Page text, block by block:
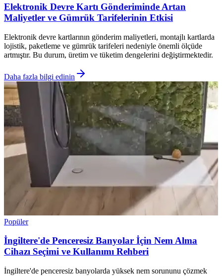
Elektronik Devre Kartı Gönderiminde Artan
Maliyetler ve Gümrük Tarifelerinin Etkisi
Elektronik devre kartlarının gönderim maliyetleri, montajlı kartlarda
lojistik, paketleme ve gümrük tarifeleri nedeniyle önemli ölçüde
artmıştır. Bu durum, üretim ve tüketim dengelerini değiştirmektedir.
Daha fazla bilgi edinin
Popüler
İngiltere'de Penceresiz Banyolar İçin Nem Alma
Cihazı Seçimi ve Kullanımı Rehberi
İngiltere'de penceresiz banyolarda yüksek nem sorununu çözmek